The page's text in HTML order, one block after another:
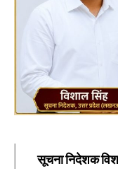
सूचना निदेशक